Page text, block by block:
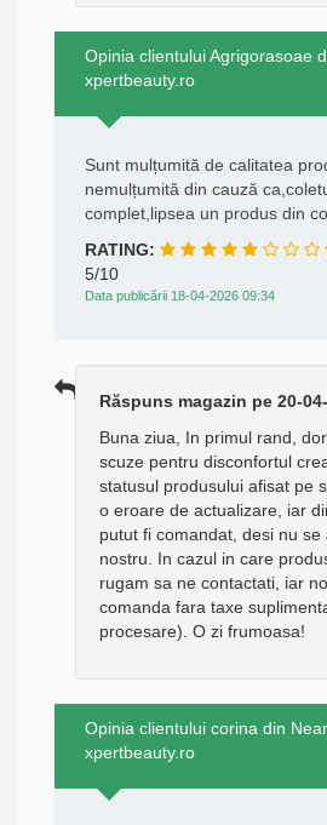
Opinia clientului Agrigorasoae
xpertbeauty.ro
Sunt mulțumită de calitatea
nemulțumită din cauză
complet,lipsea un produs din
RATING:
5/10
Data publicării 18-04-2026 09:34
Răspuns magazin pe 20-
Buna ziua, In primul rand,
scuze pentru disconfortul
statusul produsului afisat pe
o eroare de actualizare, iar
putut fi comandat, desi nu
nostru. In cazul in care
rugam sa ne contactati, iar
comanda fara taxe
procesare). O zi frumoasa!
Opinia clientului corina din
xpertbeauty.ro